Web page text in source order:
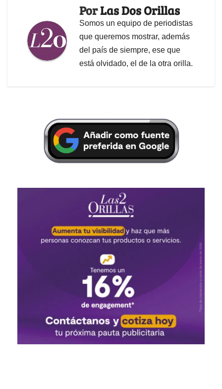
PorLas Dos Orillas
Somos un equipo de periodistas
que queremos mostrar, además
del país de siempre, ese que
está olvidado, el de la otra orilla.